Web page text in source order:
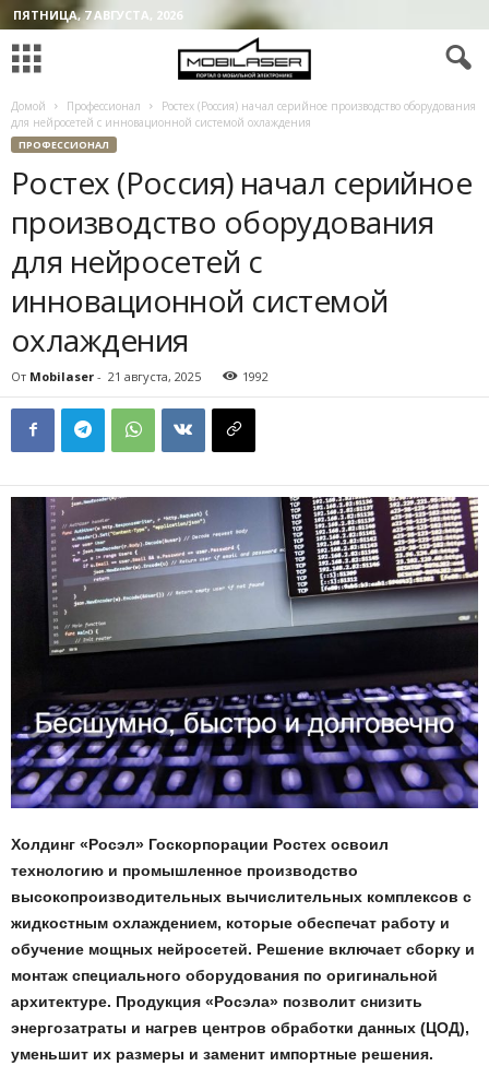
ПЯТНИЦА, 7 АВГУСТА, 2026
Домой Профессионал
Ростех (Россия) начал серийное производство оборудования
для нейросетей с инновационной системой охлаждения
ПРОФЕССИОНАЛ
Ростех (Россия) начал серийное
производство оборудования
для нейросетей с
инновационной системой
охлаждения
От Mobilaser - 21 августа, 2025 1992
Холдинг «Росэл» Госкорпорации Ростех освоил
технологию и промышленное производство
высокопроизводительных вычислительных комплексов с
жидкостным охлаждением, которые обеспечат работу и
обучение мощных нейросетей. Решение включает сборку и
монтаж специального оборудования по оригинальной
архитектуре. Продукция «Росэла» позволит снизить
энергозатраты и нагрев центров обработки данных (ЦОД),
уменьшит их размеры и заменит импортные решения.